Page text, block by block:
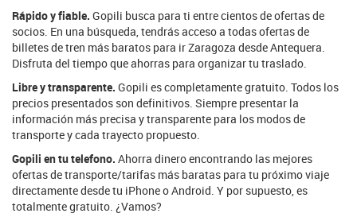
Rápido y fiable. Gopili busca para ti entre cientos de ofertas de
socios. En una búsqueda, tendrás acceso a todas ofertas de
billetes de tren más baratos para ir Zaragoza desde Antequera.
Disfruta del tiempo que ahorras para organizar tu traslado.
Libre y transparente. Gopili es completamente gratuito. Todos los
precios presentados son definitivos. Siempre presentar la
información más precisa y transparente para los modos de
transporte y cada trayecto propuesto.
Gopili en tu telefono. Ahorra dinero encontrando las mejores
ofertas de transporte/tarifas más baratas para tu próximo viaje
directamente desde tu iPhone o Android. Y por supuesto, es
totalmente gratuito. ¿Vamos?